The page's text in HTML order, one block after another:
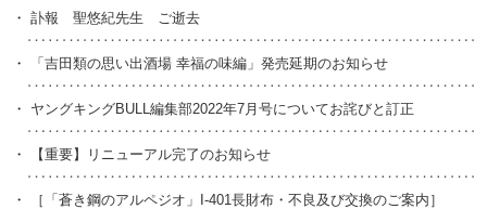
・訃報 聖悠紀先生 ご逝去
・ 「吉田類の思い出酒場 幸福の味編」発売延期のお知らせ
・ ヤングキングBULL編集部2022年7月号についてお詫びと訂正
・ 【重要】リニューアル完了のお知らせ
・ ［「蒼き鋼のアルペジオ」I-401長財布・不良及び交換のご案内］